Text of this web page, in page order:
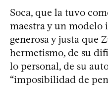
Soca, que la tuvo
maestra y un modelo
generosa y justa que
hermetismo, de su
lo personal, de su
“imposibilidad de